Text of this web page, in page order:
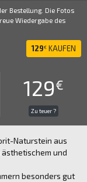
Bestellung. Die Fotos
Wiedergabe des
129€ KAUFEN
129€
Zu teuer ?
Naturstein aus
und
besonders gut